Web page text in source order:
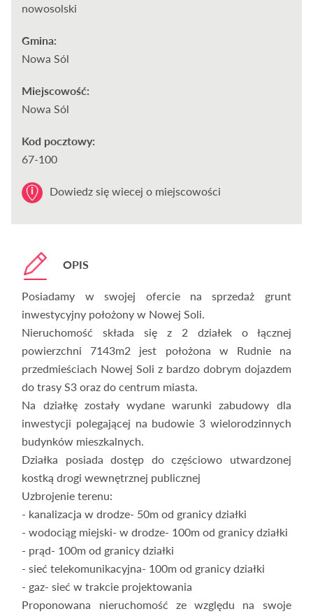
nowosolski
Gmina:
Nowa Sól
Miejscowość:
Nowa Sól
Kod pocztowy:
67-100
Dowiedz się wiecej o miejscowości
OPIS
Posiadamy w swojej ofercie na sprzedaż grunt
inwestycyjny położony w Nowej Soli.
Nieruchomość składa się z 2 działek o łącznej
powierzchni 7143m2 jest położona w Rudnie na
przedmieściach Nowej Soli z bardzo dobrym dojazdem
do trasy S3 oraz do centrum miasta.
Na działkę zostały wydane warunki zabudowy dla
inwestycji polegającej na budowie 3 wielorodzinnych
budynków mieszkalnych.
Działka posiada dostęp do częściowo utwardzonej
kostką drogi wewnętrznej publicznej
Uzbrojenie terenu:
- kanalizacja w drodze- 50m od granicy działki
- wodociąg miejski- w drodze- 100m od granicy działki
- prąd- 100m od granicy działki
- sieć telekomunikacyjna- 100m od granicy działki
- gaz- sieć w trakcie projektowania
Proponowana nieruchomość ze względu na swoje